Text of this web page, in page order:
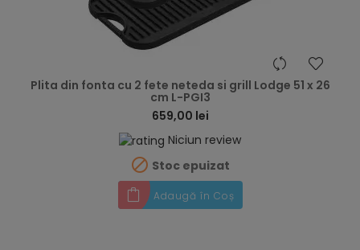
Plita din fonta cu 2 fete neteda si grill Lodge 51 x 26
cm L-PGI3
659,00 lei
Niciun review
 Stoc epuizat
Adaugă în Coș